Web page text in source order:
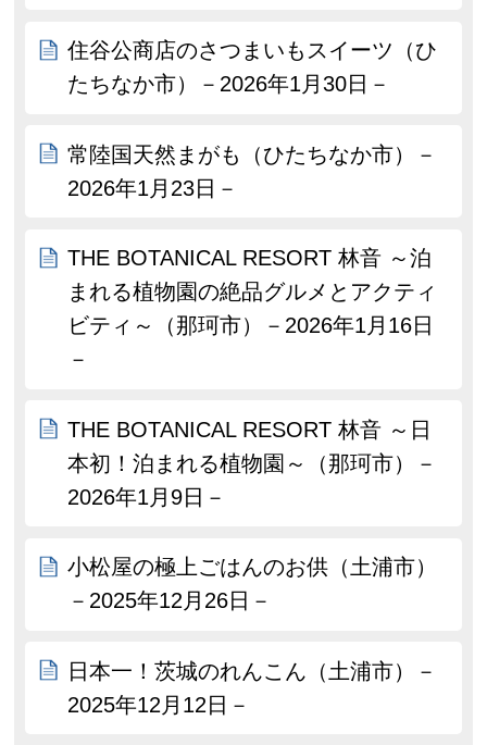
住谷公商店のさつまいもスイーツ（ひ
たちなか市）－2026年1月30日－
常陸国天然まがも（ひたちなか市）－
2026年1月23日－
THE BOTANICAL RESORT 林音 ～泊
まれる植物園の絶品グルメとアクティ
ビティ～（那珂市）－2026年1月16日
－
THE BOTANICAL RESORT 林音 ～日
本初！泊まれる植物園～（那珂市）－
2026年1月9日－
小松屋の極上ごはんのお供（土浦市）
－2025年12月26日－
日本一！茨城のれんこん（土浦市）－
2025年12月12日－